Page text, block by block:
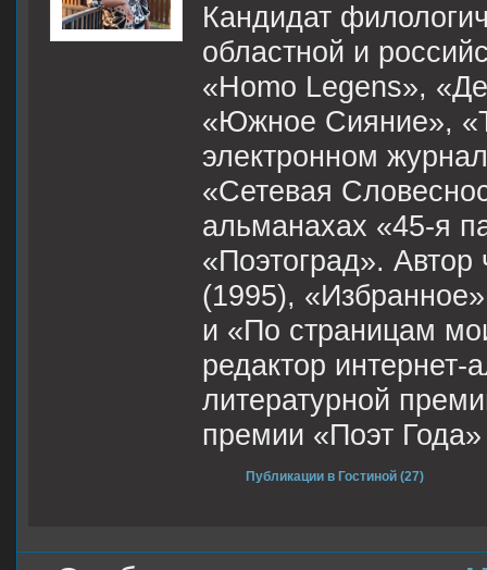
Кандидат
областной и
«Homo Legens»,
«Южное Сияние»,
электронном
«Сетевая
альманахах «45-я
«Поэтоград».
(1995),
и «По страницам
редактор
литературной
премии «Поэт
Публикации в Гостиной (27)